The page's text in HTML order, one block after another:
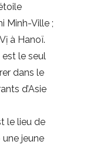
Minh-Ville ;
à Hanoï.
est le seul
dans le
d’Asie
le lieu de
jeune